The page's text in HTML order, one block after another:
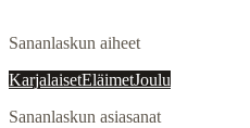
Sananlaskun aiheet
KarjalaisetEläimetJoulu
Sananlaskun asiasanat